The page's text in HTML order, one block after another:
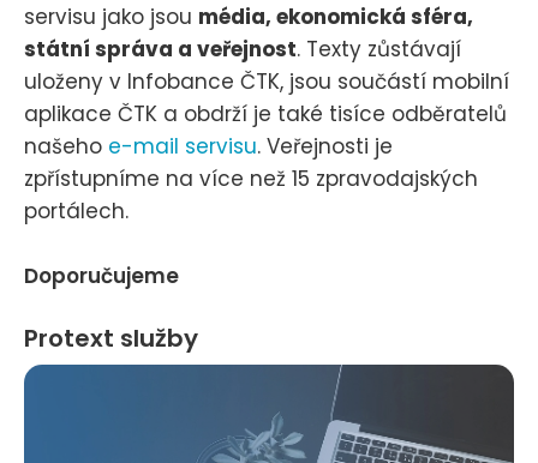
servisu jako jsou média, ekonomická sféra,
státní správa a veřejnost. Texty zůstávají
uloženy v Infobance ČTK, jsou součástí mobilní
aplikace ČTK a obdrží je také tisíce odběratelů
našeho e-mail servisu. Veřejnosti je
zpřístupníme na více než 15 zpravodajských
portálech.
Doporučujeme
Protext služby